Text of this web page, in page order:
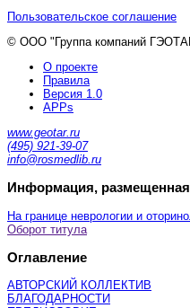
Пользовательское соглашение
© ООО "Группа компаний
О проекте
Правила
Версия 1.0
APPs
www.geotar.ru
(495) 921-39-07
info@rosmedlib.ru
Информация, размещенная
На границе неврологии и
Оборот титула
Оглавление
АВТОРСКИЙ КОЛЛЕКТИВ
БЛАГОДАРНОСТИ